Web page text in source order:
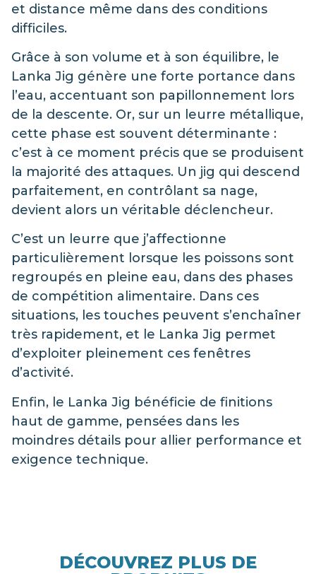
et distance même dans des conditions
difficiles.
Grâce à son volume et à son équilibre, le
Lanka Jig génère une forte portance dans
l’eau, accentuant son papillonnement lors
de la descente. Or, sur un leurre métallique,
cette phase est souvent déterminante :
c’est à ce moment précis que se produisent
la majorité des attaques. Un jig qui descend
parfaitement, en contrôlant sa nage,
devient alors un véritable déclencheur.
C’est un leurre que j’affectionne
particulièrement lorsque les poissons sont
regroupés en pleine eau, dans des phases
de compétition alimentaire. Dans ces
situations, les touches peuvent s’enchaîner
très rapidement, et le Lanka Jig permet
d’exploiter pleinement ces fenêtres
d’activité.
Enfin, le Lanka Jig bénéficie de finitions
haut de gamme, pensées dans les
moindres détails pour allier performance et
exigence technique.
DÉCOUVREZ PLUS DE